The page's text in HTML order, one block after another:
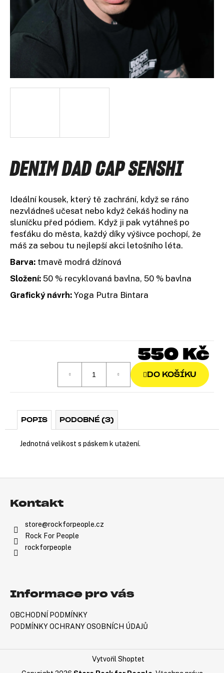
DENIM DAD CAP SENSHI
Ideální kousek, který tě zachrání, když se ráno
nezvládneš učesat nebo když čekáš hodiny na
sluníčku před pódiem. Když ji pak vytáhneš po
fesťáku do města, každý díky výšivce pochopí, že
máš za sebou tu nejlepší akci letošního léta.
Barva: tmavě modrá džínová
Složení: 50 % recyklovaná bavlna, 50 % bavlna
Grafický návrh: Yoga Putra Bintara
550 Kč
DO KOŠÍKU
POPIS PODOBNÉ (3)
Jednotná velikost s páskem k utažení.
A
J
Í
D
o
p
r
u
č
u
j
e
m
e
Kontakt
store@rockforpeople.cz
Rock For People
rockforpeople
Informace pro vás
OBCHODNÍ PODMÍNKY
PODMÍNKY OCHRANY OSOBNÍCH ÚDAJŮ
Vytvořil Shoptet